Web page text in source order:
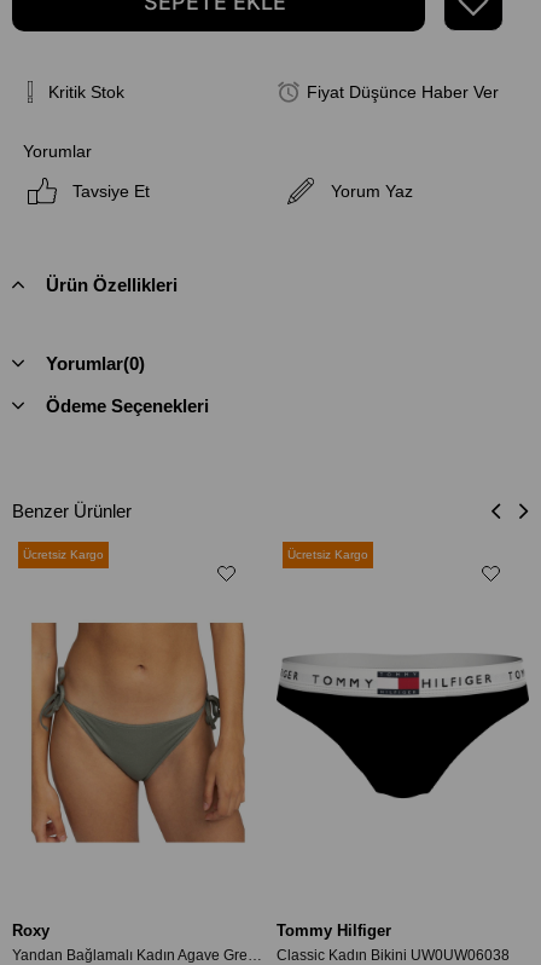
Kritik Stok Fiyat Düşünce Haber Ver
Yorumlar
Tavsiye Et Yorum Yaz
Ürün Özellikleri
Yorumlar(0)
Ödeme Seçenekleri
Benzer Ürünler
Roxy
Ücretsiz Kargo
Tommy Hilfiger
Classic Kadın Bikini UW0UW06038
Ücretsiz Kargo